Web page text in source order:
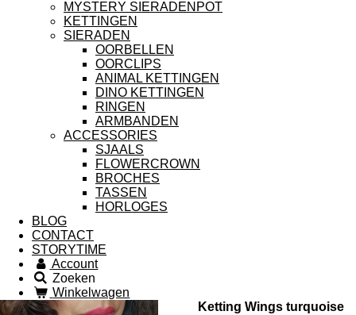
MYSTERY SIERADENPOT
KETTINGEN
SIERADEN
OORBELLEN
OORCLIPS
ANIMAL KETTINGEN
DINO KETTINGEN
RINGEN
ARMBANDEN
ACCESSORIES
SJAALS
FLOWERCROWN
BROCHES
TASSEN
HORLOGES
BLOG
CONTACT
STORYTIME
Account
Zoeken
Winkelwagen
Ketting Wings turquoise